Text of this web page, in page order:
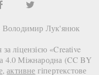
Володимир Лук'янюк
ліцензією «Creative
4.0 Міжнародна (CC BY
,активне гіпертекстове